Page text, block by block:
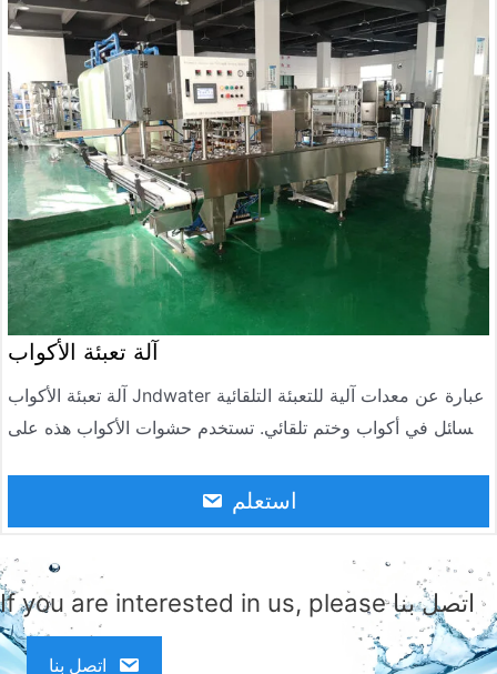
آلة تعبئة الأكواب
آلة تعبئة الأكواب Jndwater عبارة عن معدات آلية للتعبئة التلقائية
للسائل في أكواب وختم تلقائي. تستخدم حشوات الأكواب هذه على
استعلم
If you are interested in us, please اتصل بنا
اتصل بنا